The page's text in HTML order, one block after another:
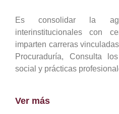
Es consolidar la
interinstitucionales con
imparten carreras
Procuraduría, Consulta
social y prácticas
Ver más